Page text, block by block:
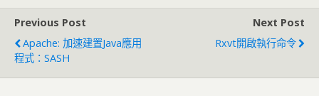
Previous Post
Apache: 加速建置Java應用
程式：SASH
Next Post
Rxvt開啟執行命令